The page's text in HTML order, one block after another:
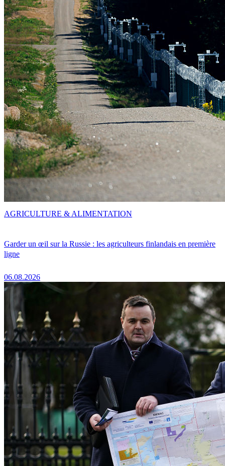
Garder un œil sur la Russie : les agriculteurs finlandais en première
ligne
06.08.2026
AGRICULTURE & ALIMENTATION